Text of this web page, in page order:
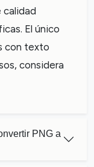
calidad
El único
con texto
considera
PNG a